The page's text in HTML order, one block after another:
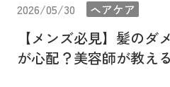
2026/05/30 ヘアケア
【メンズ必見】髪のダ
が心配？美容師が教え